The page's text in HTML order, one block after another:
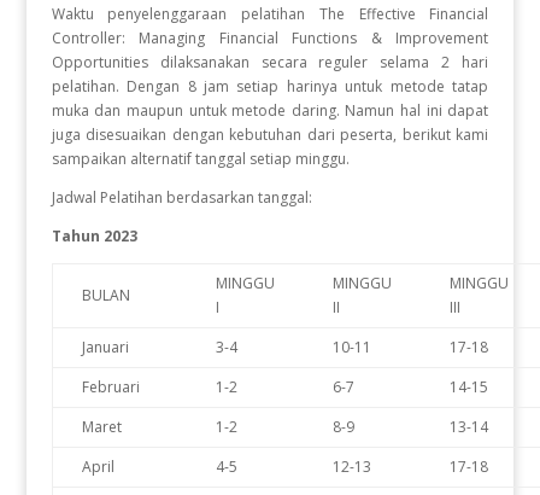
Waktu penyelenggaraan pelatihan The Effective Financial
Controller: Managing Financial Functions & Improvement
Opportunitiesdilaksanakan secara reguler selama 2 hari
pelatihan. Dengan 8 jam setiap harinya untuk metode tatap
muka dan maupun untuk metode daring. Namun hal ini dapat
juga disesuaikan dengan kebutuhan dari peserta, berikut kami
sampaikan alternatif tanggal setiap minggu.
Jadwal Pelatihan berdasarkan tanggal:
Tahun 2023
BULAN
MINGGU
I
MINGGU
II
MINGGU
III
Januari
3-4 10-11
17-18
Februari
1-2 6-7
14-15
Maret
1-2 8-9
13-14
April
4-5 12-13
17-18